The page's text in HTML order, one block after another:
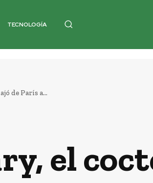
TECNOLOGÍA
de París a...
el